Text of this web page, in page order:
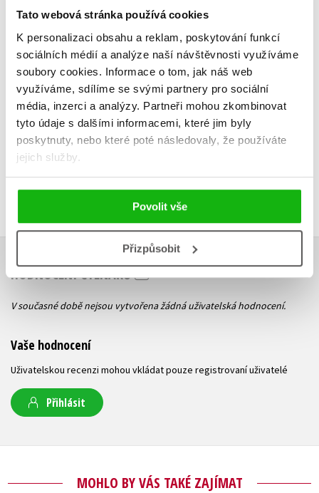
Tato webová stránka používá cookies
K personalizaci obsahu a reklam, poskytování funkcí
sociálních médií a analýze naší návštěvnosti využíváme
soubory cookies. Informace o tom, jak náš web
využíváme, sdílíme se svými partnery pro sociální
média, inzerci a analýzy. Partneři mohou zkombinovat
tyto údaje s dalšími informacemi, které jim byly
poskytnuty, nebo které poté následovaly, že používáte
jejich služby.
Povolit vše
Přizpůsobit
Do košíku
369 Kč
295 Kč
HODNOCENÍ ČTENÁŘŮ
V současné době nejsou vytvořena žádná uživatelská hodnocení.
Vaše hodnocení
Uživatelskou recenzi mohou vkládat pouze registrovaní uživatelé
Přihlásit
MOHLO BY VÁS TAKÉ ZAJÍMAT